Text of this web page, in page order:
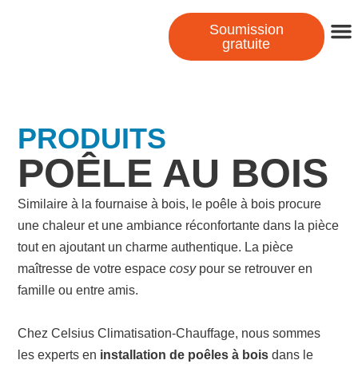
Soumission
gratuite
PRODUITS
POÊLE AU BOIS
Similaire à la fournaise à bois, le poêle à bois procure
une chaleur et une ambiance réconfortante dans la pièce
tout en ajoutant un charme authentique. La pièce
maîtresse de votre espacecosypour se retrouver en
famille ou entre amis.
ChezCelsius Climatisation-Chauffage, nous sommes
les experts en installation de poêles à bois dans le